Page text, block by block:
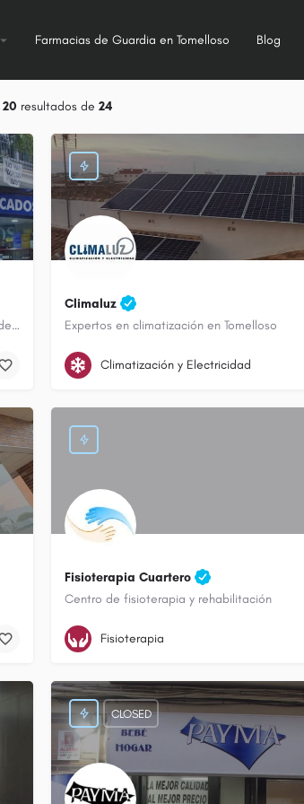
Farmacias de Guardia en Tomelloso Blog
20 resultados de 24
Déjate cuidar por La Despensa. Pasará a ser tu supermercado de confianza.
Climaluz
Expertos en climatización en Tomelloso
605 914 102
Climatización y Electricidad
Fisioterapia Cuartero
Centro de fisioterapia y rehabilitación
647 641 681
Fisioterapia
CLOSED